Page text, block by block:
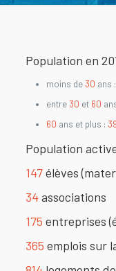
Population en
moins de30 ans :
entre30 et 60
60 ans et plus :
Population
147élèves
34associations
175 entreprises
365 emplois sur